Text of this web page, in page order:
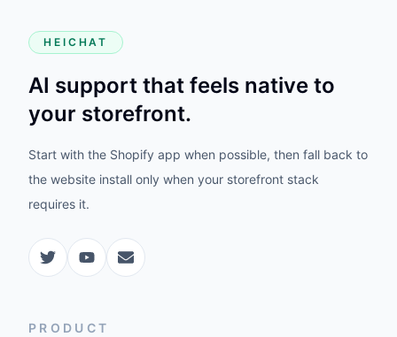
HEICHAT
AI support that feels native to
your storefront.
Start with the Shopify app when possible, then fall back to
the website install only when your storefront stack
requires it.
PRODUCT